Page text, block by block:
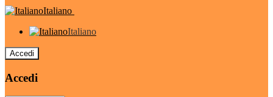
Italiano
Italiano
Accedi
Accedi